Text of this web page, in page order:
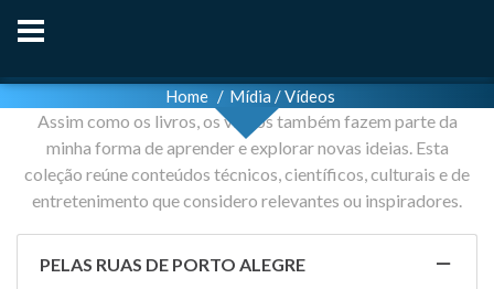
Home Mídia / Vídeos
Assim como os livros, os vídeos também fazem parte da
minha forma de aprender e explorar novas ideias. Esta
coleção reúne conteúdos técnicos, científicos, culturais e de
entretenimento que considero relevantes ou inspiradores.
PELAS RUAS DE PORTO ALEGRE